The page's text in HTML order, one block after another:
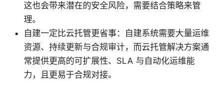
这也会带来潜在的安全风险，需要结合策略来管
理。
自建一定比云托管更省事：自建系统需要大量运维
资源、持续更新与合规审计，而云托管解决方案通
常提供更高的可扩展性、SLA 与自动化运维能
力，且更易于合规对接。